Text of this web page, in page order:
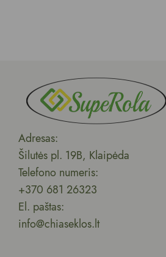
Adresas:
Šilutės pl. 19B, Klaipėda
Telefono numeris:
+370 681 26323
El. paštas:
info@chiaseklos.lt